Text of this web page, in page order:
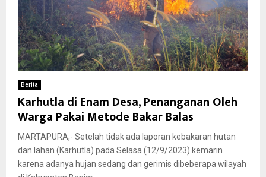
Berita
Karhutla di Enam Desa, Penanganan Oleh
Warga Pakai Metode Bakar Balas
MARTAPURA,- Setelah tidak ada laporan kebakaran hutan
dan lahan (Karhutla) pada Selasa (12/9/2023) kemarin
karena adanya hujan sedang dan gerimis dibeberapa wilayah